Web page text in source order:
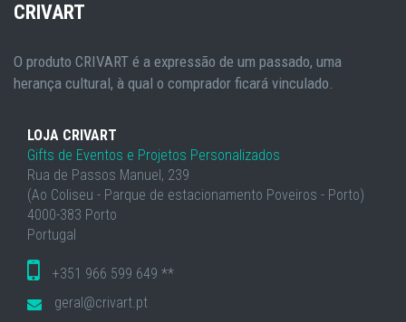
CRIVART
O produto CRIVART é a expressão de um passado, uma
herança cultural, à qual o comprador ficará vinculado.
LOJA CRIVART
Gifts de Eventos e Projetos Personalizados
Rua de Passos Manuel, 239
(Ao Coliseu - Parque de estacionamento Poveiros - Porto)
4000-383 Porto
Portugal
+351 966 599 649 **
geral@crivart.pt